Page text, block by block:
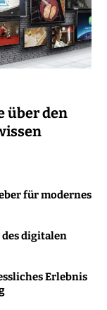
über den
für modernes
des digitalen
Erlebnis